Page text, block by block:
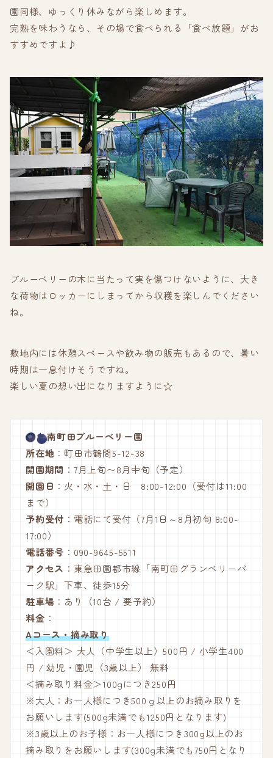
園同様、ゆっくり休みながら楽しめます。
完熟を味わうなら、その場で食べられる「食べ放題」がお
すすめですよ♪
ブルーベリーの木に当たって実を傷つけないように、大き
な荷物はロッカーにしまってから収穫を楽しんでください
ね。
敷地内には休憩スペースや飲み物の販売もあるので、暑い
時期は一息付けそうですね。
楽しい夏の想い出になりますように☆
南町田ブルーベリー園
所在地 ：町田市鶴間5-12-38
開園期間 ：7月上旬〜8月中旬（予定）
開園日 ：火・水・土・日 8:00-12:00（受付は11:00
まで）
予約受付 ：電話にて受付（7月1日～8月初旬 8:00-
17:00）
電話番号 ：090-9645-5511
アクセス ：東急田園都市線「南町田グランベリーパ
ーク駅」下車、徒歩15分
駐車場 ：あり（10台 / 要予約）
料金 ：
Aコース・摘み取り
＜入園料＞ 大人（中学生以上）500円 / 小学生400
円 / 幼児・園児（3歳以上） 無料
＜摘み取り料金＞100gにつき250円
※大人：お一人様につき500ｇ以上のお摘み取りを
お願いします(500g未満でも1250円となります)
※3歳以上のお子様：お一人様につき300g以上のお
摘み取りをお願いします(300g未満でも750円となり